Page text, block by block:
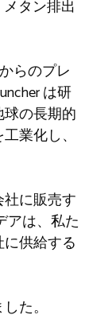
メタン排出
らのプレ
は研
の長期的
業化し、
に販売す
アは、私た
供給する
た。